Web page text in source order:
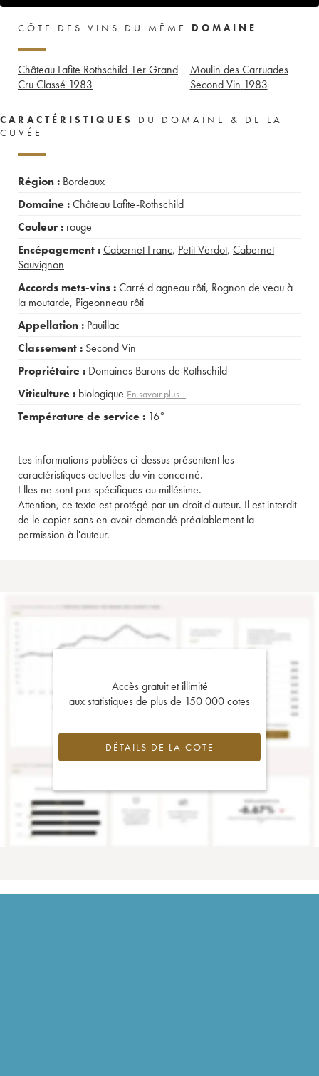
CÔTE DES VINS DU MÊME DOMAINE
Château Lafite Rothschild 1er Grand
Cru Classé 1983
Moulin des Carruades
Second Vin 1983
CARACTÉRISTIQUES
DU DOMAINE & DE LA
CUVÉE
Région : Bordeaux
Domaine :Château Lafite-Rothschild
Couleur : rouge
Encépagement :Cabernet Franc, Petit Verdot, Cabernet
Sauvignon
Accords mets-vins :Carré d agneau rôti, Rognon de veau à
la moutarde, Pigeonneau rôti
Appellation : Pauillac
Classement : Second Vin
Propriétaire : Domaines Barons de Rothschild
Viticulture : biologique En savoir plus...
Température de service : 16°
Les informations publiées ci-dessus présentent les
caractéristiques actuelles du vin concerné.
Elles ne sont pas spécifiques au millésime.
Attention, ce texte est protégé par un droit d'auteur. Il est interdit
de le copier sans en avoir demandé préalablement la
permission à l'auteur.
Accès gratuit et illimité
aux statistiques de plus de 150 000 cotes
DÉTAILS DE LA COTE